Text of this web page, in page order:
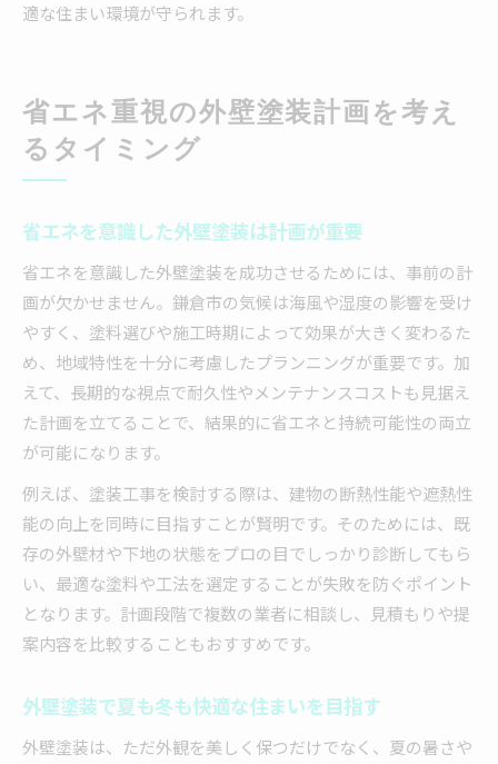
適な住まい環境が守られます。
省エネ重視の外壁塗装計画を考え
るタイミング
省エネを意識した外壁塗装は計画が重要
省エネを意識した外壁塗装を成功させるためには、事前の計
画が欠かせません。鎌倉市の気候は海風や湿度の影響を受け
やすく、塗料選びや施工時期によって効果が大きく変わるた
め、地域特性を十分に考慮したプランニングが重要です。加
えて、長期的な視点で耐久性やメンテナンスコストも見据え
た計画を立てることで、結果的に省エネと持続可能性の両立
が可能になります。
例えば、塗装工事を検討する際は、建物の断熱性能や遮熱性
能の向上を同時に目指すことが賢明です。そのためには、既
存の外壁材や下地の状態をプロの目でしっかり診断してもら
い、最適な塗料や工法を選定することが失敗を防ぐポイント
となります。計画段階で複数の業者に相談し、見積もりや提
案内容を比較することもおすすめです。
外壁塗装で夏も冬も快適な住まいを目指す
外壁塗装は、ただ外観を美しく保つだけでなく、夏の暑さや